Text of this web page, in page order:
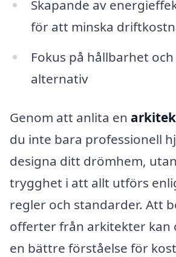
Skapande av
för att minska
Fokus på hållbarhet
alternativ
Genom att anlita en
du inte bara professionell
designa ditt drömhem,
trygghet i att allt utförs
regler och standarder. Att
offerter från arkitekter kan
en bättre förståelse för